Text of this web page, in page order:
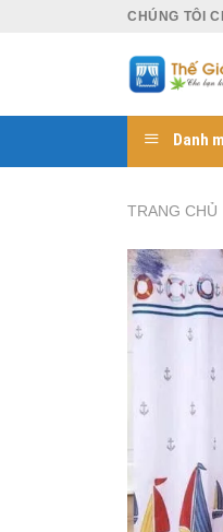
CHÚNG TÔI
Danh
TRANG CHỦ